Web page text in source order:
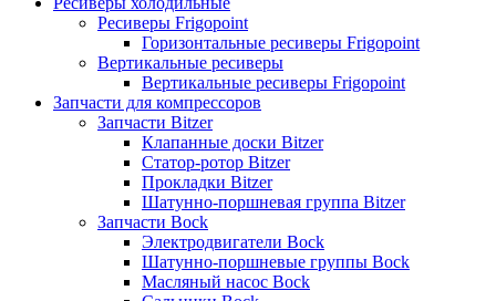
Ресиверы Frigopoint
Горизонтальные ресиверы Frigopoint
Вертикальные ресиверы
Вертикальные ресиверы Frigopoint
Запчасти для компрессоров
Запчасти Bitzer
Клапанные доски Bitzer
Статор-ротор Bitzer
Прокладки Bitzer
Шатунно-поршневая группа Bitzer
Запчасти Bock
Электродвигатели Bock
Шатунно-поршневые группы Bock
Масляный насос Bock